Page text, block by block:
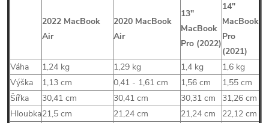
2022 MacBook
Air
2020 MacBook
Air
13″
MacBook
Pro (2022)
14″
MacBook
Pro
(2021)
Váha
1,24 kg 1,29 kg 1,4 kg
1,6 kg
Výška
1,13 cm 0,41 - 1,61 cm 1,56 cm
1,55 cm
Šířka
30,41 cm 30,41 cm 30,31 cm
31,26 cm
Hloubka21,5 cm 21,24 cm 21,24 cm
22,12 cm